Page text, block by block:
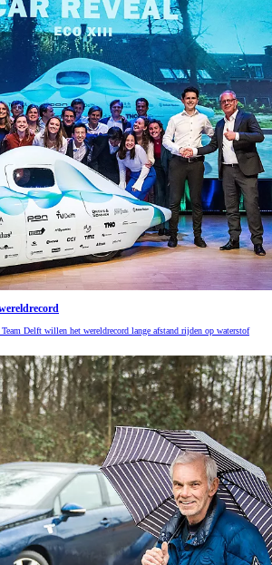
Delft willen het wereldrecord lange afstand rijden op waterstof